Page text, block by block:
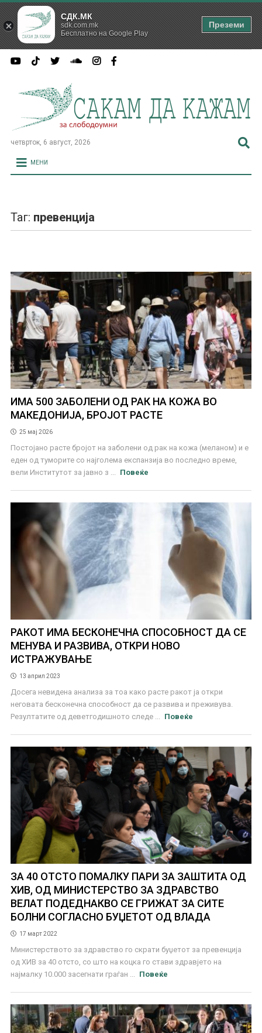
четврток, 6 август, 2026
МЕНИ
Таг: превенција
ИМА 500 ЗАБОЛЕНИ ОД РАК НА КОЖА ВО
МАКЕДОНИЈА, БРОЈОТ РАСТЕ
25 мај 2026
Постојано расте бројот на заболени од рак на кожа (меланом) и е
еден од туморите со најголема експанзија во последно време,
вели Институтот за јавно з ...
Повеќе
РАКОТ ИМА БЕСКОНЕЧНА СПОСОБНОСТ ДА СЕ
МЕНУВА И РАЗВИВА, ОТКРИ НОВО
ИСТРАЖУВАЊЕ
13 април 2023
Досега невидена анализа за тоа како расте ракот ја откри
неговата бесконечна способност да се развива и преживува.
Резултатите од деветгодишното следе ...
Повеќе
ЗА 40 ОТСТО ПОМАЛКУ ПАРИ ЗА ЗАШТИТА ОД
ХИВ, ОД МИНИСТЕРСТВО ЗА ЗДРАВСТВО
ВЕЛАТ ПОДЕДНАКВО СЕ ГРИЖАТ ЗА СИТЕ
БОЛНИ СОГЛАСНО БУЏЕТОТ ОД ВЛАДА
17 март 2022
Министерството за здравство го скрати буџетот за превенција
од ХИВ за 40 отсто, со што на коцка го стави здравјето на
најмалку 10.000 засегнати граѓан ...
Повеќе
СДК.МК
sdk.com.mk
Бесплатно на Google Play
Преземи